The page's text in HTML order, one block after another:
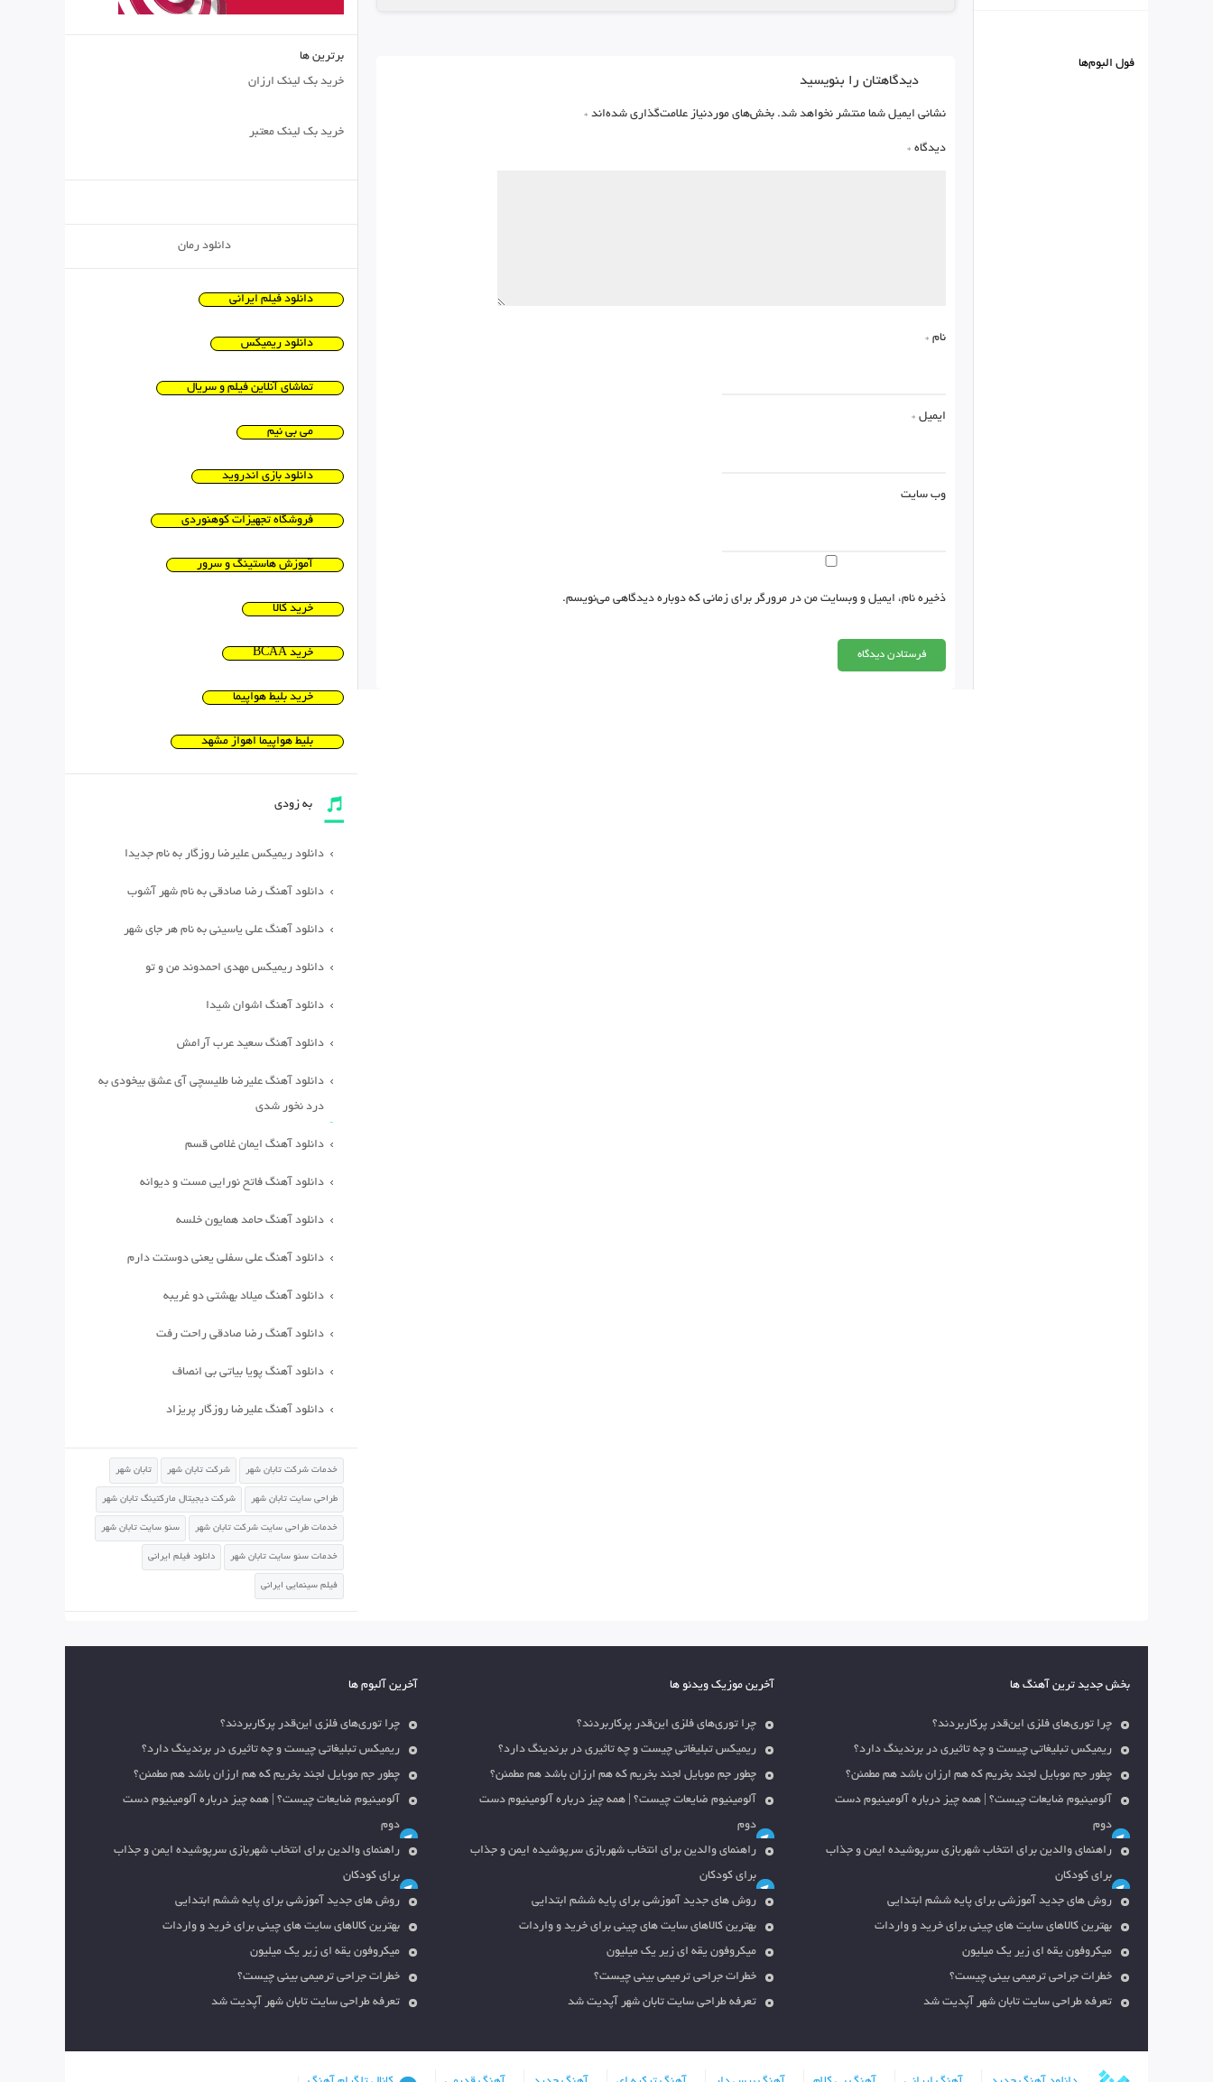
دیدگاهتان را بنویسید
نشانی ایمیل شما منتشر نخواهد شد. بخش‌های موردنیاز علامت‌گذاری شده‌اند *
دیدگاه *
نام *
ایمیل *
وب‌ سایت
ذخیره نام، ایمیل و وبسایت من در مرورگر برای زمانی که دوباره دیدگاهی می‌نویسم.
فول البوم‌ها
برترین ها
خرید بک لینک ارزان
خرید بک لینک معتبر
دانلود رمان
دانلود فیلم ایرانی
دانلود ریمیکس
تماشای آنلاین فیلم و سریال
می بی نیم
دانلود بازی اندروید
فروشگاه تجهیزات کوهنوردی
آموزش هاستینگ و سرور
خرید کالا
خرید BCAA
خرید بلیط هواپیما
بلیط هواپیما اهواز مشهد
به زودی
دانلود ریمیکس علیرضا روزگار به نام جدیدا
دانلود آهنگ رضا صادقی به نام شهر آشوب
دانلود آهنگ علی یاسینی به نام هر جای شهر
دانلود ریمیکس مهدی احمدوند من و تو
دانلود آهنگ اشوان شیدا
دانلود آهنگ سعید عرب آرامش
دانلود آهنگ علیرضا طلیسچی آی عشق بیخودی به
درد نخور شدی
دانلود آهنگ ایمان غلامی قسم
دانلود آهنگ فاتح نورایی مست و دیوانه
دانلود آهنگ حامد همایون خلسه
دانلود آهنگ علی سفلی یعنی دوستت دارم
دانلود آهنگ میلاد بهشتی دو غریبه
دانلود آهنگ رضا صادقی راحت رفت
دانلود آهنگ پویا بیاتی بی انصاف
دانلود آهنگ علیرضا روزگار پریزاد
خدمات شرکت تابان شهر شرکت تابان شهر تابان شهر
طراحی سایت تابان شهر شرکت دیجیتال مارکتینگ تابان شهر
خدمات طراحی سایت شرکت تابان شهر سئو سایت تابان شهر
خدمات سئو سایت تابان شهر دانلود فیلم ایرانی
فیلم سینمایی ایرانی
بخش جدید ترین آهنگ ها
چرا توری‌های فلزی این‌قدر پرکاربردند؟
ریمیکس تبلیغاتی چیست و چه تاثیری در برندینگ دارد؟
چطور جم موبایل لجند بخریم که هم ارزان باشد هم مطمئن؟
آلومینیوم ضایعات چیست؟ | همه چیز درباره آلومینیوم دست
دوم
راهنمای والدین برای انتخاب شهربازی سرپوشیده ایمن و جذاب
برای کودکان
روش های جدید آموزشی برای پایه ششم ابتدایی
بهترین کالاهای سایت های چینی برای خرید و واردات
میکروفون یقه ای زیر یک میلیون
خطرات جراحی ترمیمی بینی چیست؟
تعرفه طراحی سایت تابان شهر آپدیت شد
آخرین موزیک ویدئو ها
چرا توری‌های فلزی این‌قدر پرکاربردند؟
ریمیکس تبلیغاتی چیست و چه تاثیری در برندینگ دارد؟
چطور جم موبایل لجند بخریم که هم ارزان باشد هم مطمئن؟
آلومینیوم ضایعات چیست؟ | همه چیز درباره آلومینیوم دست
دوم
راهنمای والدین برای انتخاب شهربازی سرپوشیده ایمن و جذاب
برای کودکان
روش های جدید آموزشی برای پایه ششم ابتدایی
بهترین کالاهای سایت های چینی برای خرید و واردات
میکروفون یقه ای زیر یک میلیون
خطرات جراحی ترمیمی بینی چیست؟
تعرفه طراحی سایت تابان شهر آپدیت شد
آخرین آلبوم ها
چرا توری‌های فلزی این‌قدر پرکاربردند؟
ریمیکس تبلیغاتی چیست و چه تاثیری در برندینگ دارد؟
چطور جم موبایل لجند بخریم که هم ارزان باشد هم مطمئن؟
آلومینیوم ضایعات چیست؟ | همه چیز درباره آلومینیوم دست
دوم
راهنمای والدین برای انتخاب شهربازی سرپوشیده ایمن و جذاب
برای کودکان
روش های جدید آموزشی برای پایه ششم ابتدایی
بهترین کالاهای سایت های چینی برای خرید و واردات
میکروفون یقه ای زیر یک میلیون
خطرات جراحی ترمیمی بینی چیست؟
تعرفه طراحی سایت تابان شهر آپدیت شد